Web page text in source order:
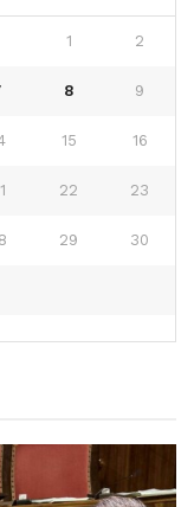
1 2
8 9
15 16
22 23
29 30